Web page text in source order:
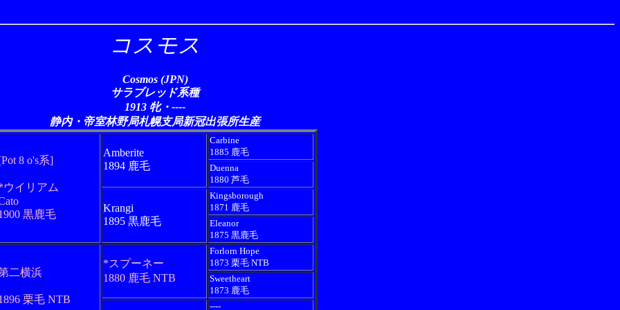
コスモス
Cosmos (JPN)
サラブレッド系種
1913 牝・----
静内・帝室林野局札幌支局新冠出張所生産
8 o's系]
ウイリアム
黒鹿毛
Amberite
1894 鹿毛
Carbine
1885 鹿毛
Duenna
1880 芦毛
Krangi
1895 黒鹿毛
Kingsborough
1871 鹿毛
Eleanor
1875 黒鹿毛
二横浜
栗毛 NTB
*スプーネー
1880 鹿毛 NTB
Forlorn Hope
1873 栗毛 NTB
Sweetheart
1873 鹿毛
----